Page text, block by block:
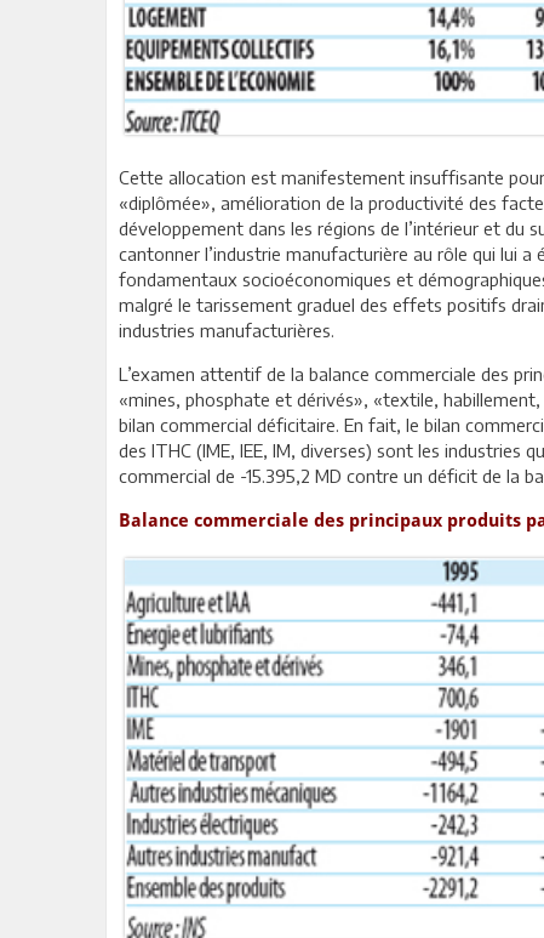
Cette allocation est manifestement insuffisante pour
«diplômée», amélioration de la productivité des
développement dans les régions de l’intérieur et du
cantonner l’industrie manufacturière au rôle qui lui
fondamentaux socioéconomiques et
malgré le tarissement graduel des effets positifs
industries manufacturières.
L’examen attentif de la balance commerciale des
«mines, phosphate et dérivés», «textile,
bilan commercial déficitaire. En fait, le bilan
des ITHC (IME, IEE, IM, diverses) sont les industries
commercial de -15.395,2 MD contre un déficit de la
Balance commerciale des principaux produits